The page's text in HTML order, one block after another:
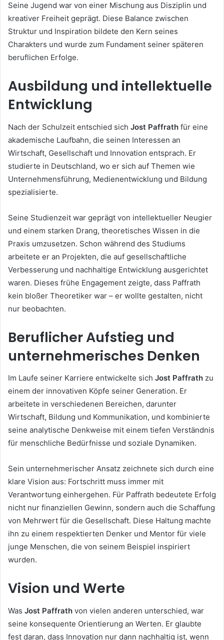
Seine Jugend war von einer Mischung aus Disziplin und
kreativer Freiheit geprägt. Diese Balance zwischen
Struktur und Inspiration bildete den Kern seines
Charakters und wurde zum Fundament seiner späteren
beruflichen Erfolge.
Ausbildung und intellektuelle
Entwicklung
Nach der Schulzeit entschied sich Jost Paffrath für eine
akademische Laufbahn, die seinen Interessen an
Wirtschaft, Gesellschaft und Innovation entsprach. Er
studierte in Deutschland, wo er sich auf Themen wie
Unternehmensführung, Medienentwicklung und Bildung
spezialisierte.
Seine Studienzeit war geprägt von intellektueller Neugier
und einem starken Drang, theoretisches Wissen in die
Praxis umzusetzen. Schon während des Studiums
arbeitete er an Projekten, die auf gesellschaftliche
Verbesserung und nachhaltige Entwicklung ausgerichtet
waren. Dieses frühe Engagement zeigte, dass Paffrath
kein bloßer Theoretiker war – er wollte gestalten, nicht
nur beobachten.
Beruflicher Aufstieg und
unternehmerisches Denken
Im Laufe seiner Karriere entwickelte sich Jost Paffrath zu
einem der innovativen Köpfe seiner Generation. Er
arbeitete in verschiedenen Bereichen, darunter
Wirtschaft, Bildung und Kommunikation, und kombinierte
seine analytische Denkweise mit einem tiefen Verständnis
für menschliche Bedürfnisse und soziale Dynamiken.
Sein unternehmerischer Ansatz zeichnete sich durch eine
klare Vision aus: Fortschritt muss immer mit
Verantwortung einhergehen. Für Paffrath bedeutete Erfolg
nicht nur finanziellen Gewinn, sondern auch die Schaffung
von Mehrwert für die Gesellschaft. Diese Haltung machte
ihn zu einem respektierten Denker und Mentor für viele
junge Menschen, die von seinem Beispiel inspiriert
wurden.
Vision und Werte
Was Jost Paffrath von vielen anderen unterschied, war
seine konsequente Orientierung an Werten. Er glaubte
fest daran, dass Innovation nur dann nachhaltig ist, wenn